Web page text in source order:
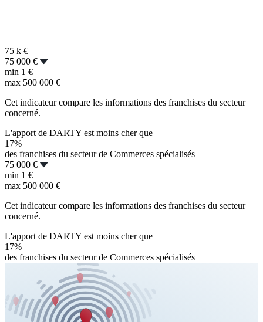
75 k €
75 000 €
min 1 €
max 500 000 €
Cet indicateur compare les informations des franchises du secteur
concerné.
L'apport de DARTY est moins cher que
17%
des franchises du secteur de Commerces spécialisés
75 000 €
min 1 €
max 500 000 €
Cet indicateur compare les informations des franchises du secteur
concerné.
L'apport de DARTY est moins cher que
17%
des franchises du secteur de Commerces spécialisés